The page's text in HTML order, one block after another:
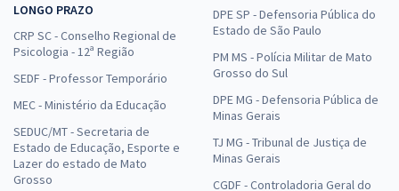
LONGO PRAZO
CRP SC - Conselho Regional de
Psicologia - 12ª Região
SEDF - Professor Temporário
MEC - Ministério da Educação
SEDUC/MT - Secretaria de
Estado de Educação, Esporte e
Lazer do estado de Mato
Grosso
DPE SP - Defensoria Pública do
Estado de São Paulo
PM MS - Polícia Militar de Mato
Grosso do Sul
DPE MG - Defensoria Pública de
Minas Gerais
TJ MG - Tribunal de Justiça de
Minas Gerais
CGDF - Controladoria Geral do